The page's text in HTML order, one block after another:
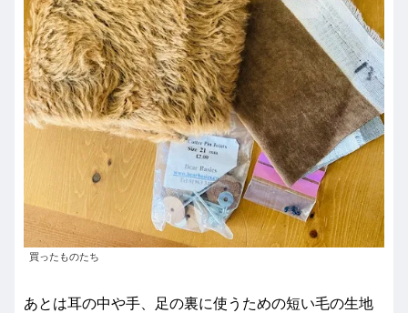
買ったものたち
あとは耳の中や手、足の裏に使うための短い毛の生地